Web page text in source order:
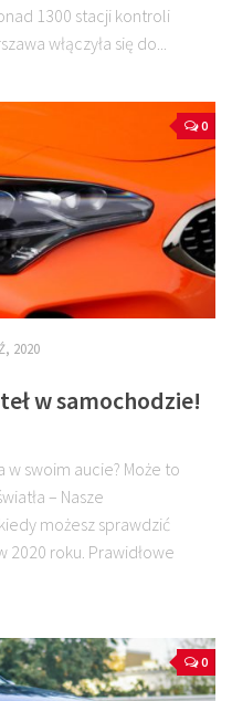
1300 stacji kontroli
włączyła się do...
0
2020
w samochodzie!
w swoim aucie? Może to
– Nasze
możesz sprawdzić
roku. Prawidłowe
0